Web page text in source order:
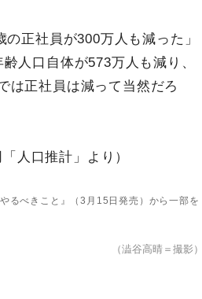
正社員が300万人も減った」
人口自体が573万人も減り、
は正社員は減って当然だろ
人口推計」より）
るべきこと』（3月15日発売）から一部を
（澁谷高晴＝撮影）